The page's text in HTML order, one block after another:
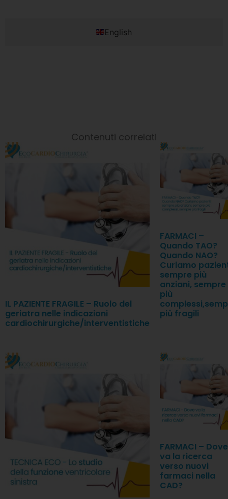
English
Contenuti correlati
IL PAZIENTE FRAGILE – Ruolo del
geriatra nelle indicazioni
cardiochirurgiche/interventistiche
FARMACI –
Quando TAO?
Quando NAO?
Curiamo
sempre più
anziani, sempre
più
più fragili
FARMACI – Dove
va la ricerca
verso nuovi
farmaci nella
CAD?